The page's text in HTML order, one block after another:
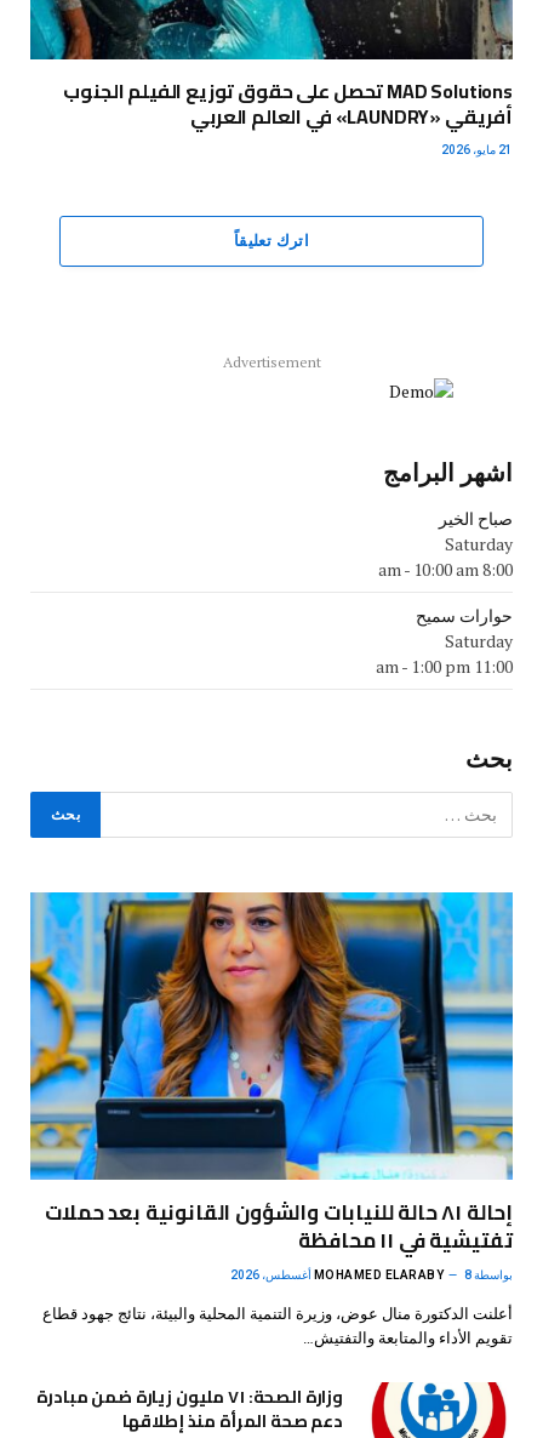
MAD Solutions تحصل على حقوق توزيع الفيلم الجنوب
أفريقي «LAUNDRY» في العالم العربي
21 مايو، 2026
اترك تعليقاً
Advertisement
اشهر البرامج
صباح الخير
Saturday
8:00 am
- 10:00 am
حوارات سميح
Saturday
11:00 am
- 1:00 pm
بحث
إحالة ٨١ حالة للنيابات والشؤون القانونية بعد حملات
تفتيشية في ١١ محافظة
بواسطة MOHAMED ELARABY 8 أغسطس، 2026
أعلنت الدكتورة منال عوض، وزيرة التنمية المحلية والبيئة، نتائج جهود قطاع
تقويم الأداء والمتابعة والتفتيش…
وزارة الصحة: ٧١ مليون زيارة ضمن مبادرة
دعم صحة المرأة منذ إطلاقها